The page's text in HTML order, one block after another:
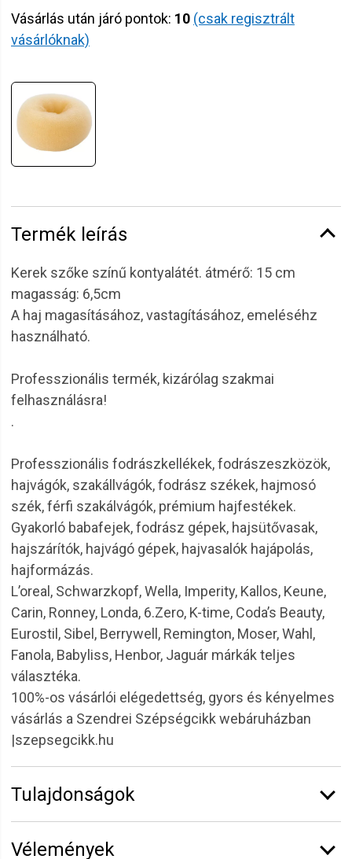
Vásárlás után járó pontok: 10 (csak regisztrált
vásárlóknak)
Termék leírás
Kerek szőke színű kontyalátét. átmérő: 15 cm
magasság: 6,5cm
A haj magasításához, vastagításához, emeléséhz
használható.
Professzionális termék, kizárólag szakmai
felhasználásra!
.
Professzionális fodrászkellékek, fodrászeszközök,
hajvágók, szakállvágók, fodrász székek, hajmosó
szék, férfi szakálvágók, prémium hajfestékek.
Gyakorló babafejek, fodrász gépek, hajsütővasak,
hajszárítók, hajvágó gépek, hajvasalók hajápolás,
hajformázás.
L’oreal, Schwarzkopf, Wella, Imperity, Kallos, Keune,
Carin, Ronney, Londa, 6.Zero, K-time, Coda’s Beauty,
Eurostil, Sibel, Berrywell, Remington, Moser, Wahl,
Fanola, Babyliss, Henbor, Jaguár márkák teljes
választéka.
100%-os vásárlói elégedettség, gyors és kényelmes
vásárlás a Szendrei Szépségcikk webáruházban
|szepsegcikk.hu
Tulajdonságok
Átmérő:
Vélemények